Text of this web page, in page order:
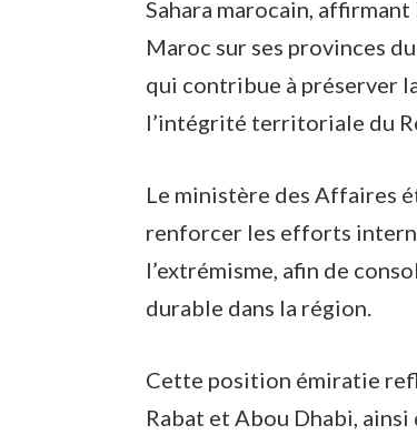
Sahara marocain,
Maroc sur ses provinces
qui contribue à préserver
l’intégrité territoriale du
Le ministère des Affaires
renforcer les efforts
l’extrémisme, afin de
durable dans la région.
Cette position émiratie
Rabat et Abou Dhabi,